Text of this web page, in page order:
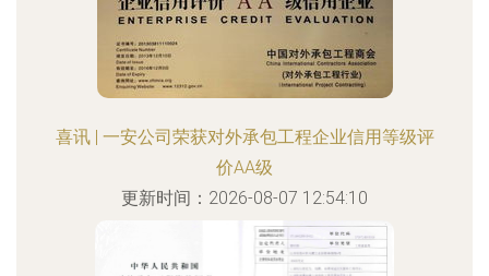
喜讯 | 一安公司荣获对外承包工程企业信用等级评
价AA级
更新时间：2026-08-07 12:54:10